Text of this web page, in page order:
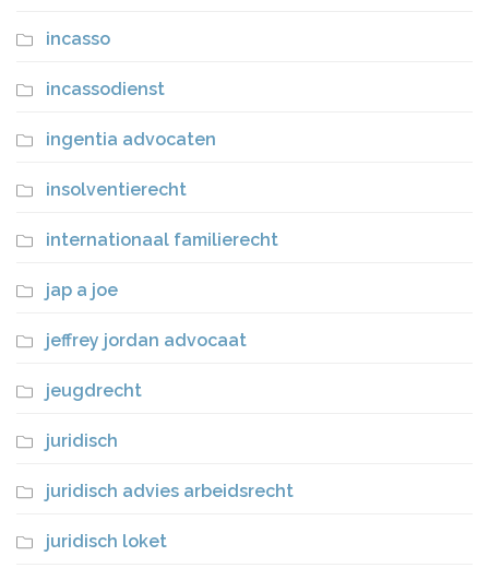
incasso
incassodienst
ingentia advocaten
insolventierecht
internationaal familierecht
jap a joe
jeffrey jordan advocaat
jeugdrecht
juridisch
juridisch advies arbeidsrecht
juridisch loket